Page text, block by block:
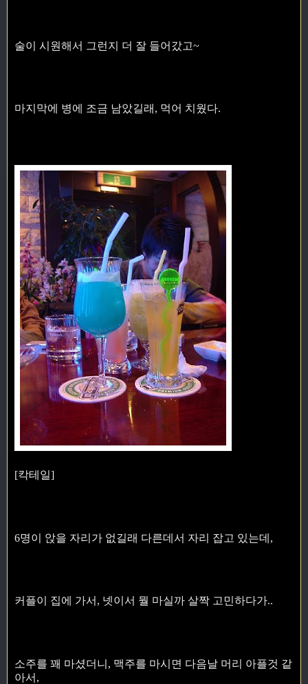
술이 시원해서 그런지 더 잘 들어갔고~
마지막에 병에 조금 남았길래, 먹어 치웠다.
[칵테일]
6명이 앉을 자리가 없길래 다른데서 자리 잡고 있는데,
커플이 집에 가서, 넷이서 뭘 마실까 살짝 고민하다가..
소주를 꽤 마셨더니, 맥주를 마시면 다음날 머리 아플것 같
아서,